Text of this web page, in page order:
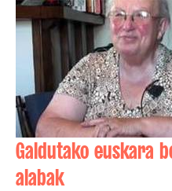
Galdutako euskara
alabak